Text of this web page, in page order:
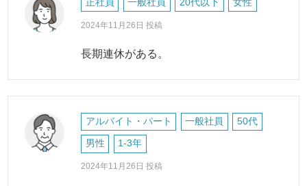
正社員 一般社員 20代以下 女性
2024年11月26日 投稿
長期連休がある。
アルバイト・パート 一般社員 50代
男性 1-3年
2024年11月26日 投稿